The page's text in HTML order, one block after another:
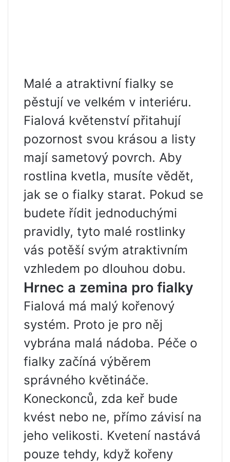
Malé a atraktivní fialky se
pěstují ve velkém v interiéru.
Fialová květenství přitahují
pozornost svou krásou a listy
mají sametový povrch. Aby
rostlina kvetla, musíte vědět,
jak se o fialky starat. Pokud se
budete řídit jednoduchými
pravidly, tyto malé rostlinky
vás potěší svým atraktivním
vzhledem po dlouhou dobu.
Hrnec a zemina pro fialky
Fialová má malý kořenový
systém. Proto je pro něj
vybrána malá nádoba. Péče o
fialky začíná výběrem
správného květináče.
Koneckonců, zda keř bude
kvést nebo ne, přímo závisí na
jeho velikosti. Kvetení nastává
pouze tehdy, když kořeny